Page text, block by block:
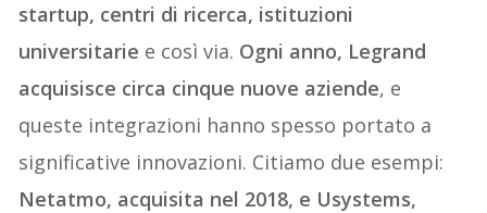
startup, centri di ricerca, istituzioni
universitarie e così via. Ogni anno, Legrand
acquisisce circa cinque nuove aziende, e
queste integrazioni hanno spesso portato a
significative innovazioni. Citiamo due esempi:
Netatmo, acquisita nel 2018, e Usystems,